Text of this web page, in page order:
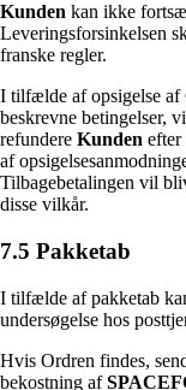
Kunden kan ikke
Leveringsforsinkelsen
franske regler.
I tilfælde af opsigelse af
beskrevne betingelser,
refundere Kunden efter
af
Tilbagebetalingen vil
disse vilkår.
7.5 Pakketab
I tilfælde af pakketab
undersøgelse hos
Hvis Ordren findes,
bekostning af